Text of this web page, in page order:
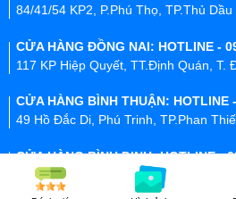
84/41/54 KP2, P.Phú Thọ, TP.Thủ
CỬA HÀNG ĐỒNG NAI: HOTLINE -
117 KP Hiệp Quyết, TT.Định Quán, T.
CỬA HÀNG BÌNH THUẬN: HOTLINE
49 Hồ Đắc Di, Phú Trinh, TP.Phan
CỬA HÀNG BÌNH ĐỊNH: HOTLINE -
Tổ 35 Khu Phố 4, P.Quang Trung,